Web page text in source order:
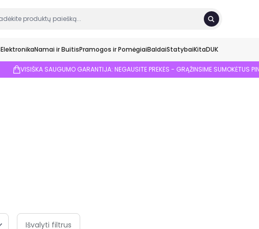
ElektronikaNamai ir BuitisPramogos ir PomėgiaiBaldaiStatybaiKitaDUK
VISIŠKA SAUGUMO GARANTIJA: NEGAUSITE PREKĖS - GRĄŽINSIME SUMOKĖTUS
Išvalyti filtrus